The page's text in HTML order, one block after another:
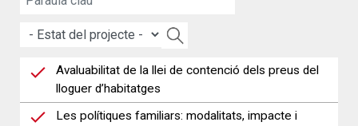
Avaluabilitat de la llei de contenció dels preus del
lloguer d’habitatges
Les polítiques familiars: modalitats, impacte i